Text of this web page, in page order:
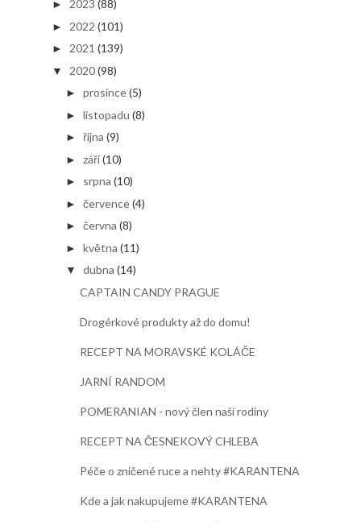
► 2023 (88)
► 2022 (101)
► 2021 (139)
▼ 2020(98)
► prosince(5)
► listopadu (8)
► října (9)
► září(10)
► srpna (10)
► července(4)
► června (8)
► května (11)
▼ dubna (14)
CAPTAIN CANDY PRAGUE
Drogérkové produkty až do domu!
RECEPT NA MORAVSKÉ KOLÁČE
JARNÍ RANDOM
POMERANIAN - nový člen naší rodiny
RECEPT NA ČESNEKOVÝ CHLEBA
Péče o zničené ruce a nehty #KARANTENA
Kde a jak nakupujeme #KARANTENA